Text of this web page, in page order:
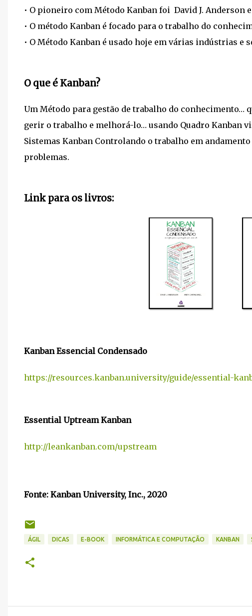
• O pioneiro com Método Kanban foi David J. Anderson
• O método Kanban é focado para o trabalho do
• O Método Kanban é usado hoje em várias indústrias e
O que é Kanban?
Um Método para gestão de trabalho do conhecimento…
gerir o trabalho e melhorá-lo… usando Quadro Kanban
Sistemas Kanban Controlando o trabalho em
problemas.
Link para os livros:
Kanban Essencial Condensado
https://resources.kanban.university/guide/essential-
Essential Uptream Kanban
http://leankanban.com/upstream
Fonte: Kanban University, Inc., 2020
ÁGIL DICAS E-BOOK INFORMÁTICA E COMPUTAÇÃO KANBAN